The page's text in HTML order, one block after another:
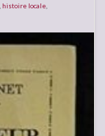
histoire locale